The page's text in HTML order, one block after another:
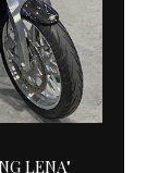
LENA"